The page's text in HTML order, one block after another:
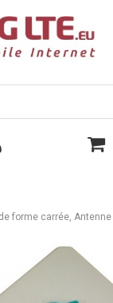
de forme carrée,